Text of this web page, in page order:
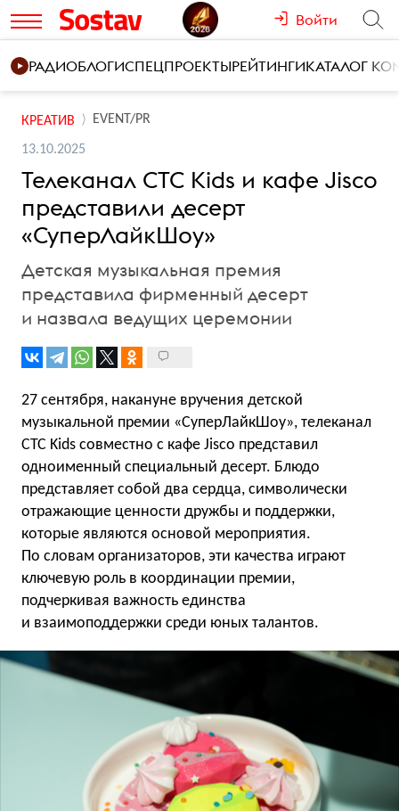
Войти
РАДИОБЛОГИСПЕЦПРОЕКТЫРЕЙТИНГИКАТАЛОГ
КРЕАТИВ EVENT/PR
13.10.2025
Телеканал СТС Kids и кафе Jisco
представили десерт
«СуперЛайкШоу»
Детская музыкальная премия
представила фирменный десерт
и назвала ведущих церемонии
27 сентября, накануне вручения детской
музыкальной премии «СуперЛайкШоу», телеканал
СТС Kids совместно с кафе Jisco представил
одноименный специальный десерт. Блюдо
представляет собой два сердца, символически
отражающие ценности дружбы и поддержки,
которые являются основой мероприятия.
По словам организаторов, эти качества играют
ключевую роль в координации премии,
подчеркивая важность единства
и взаимоподдержки среди юных талантов.